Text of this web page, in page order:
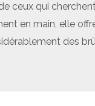
ceux qui
en main, elle
des